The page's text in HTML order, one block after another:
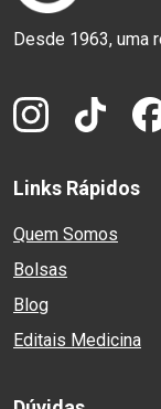
Desde 1963, uma
Links Rápidos
Quem Somos
Bolsas
Blog
Editais Medicina